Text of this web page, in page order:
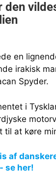
en
irakisk
Spyder.
i
til at køre
af
se her!